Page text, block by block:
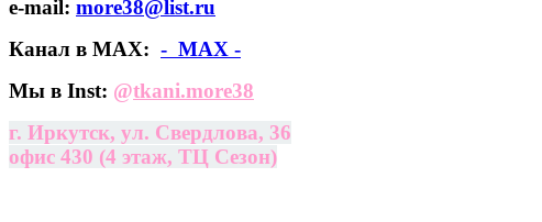
e-mail: more38@list.ru
Канал в МАХ: - МАХ -
Мы в Inst: @tkani.more38
г. Иркутск, ул. Свердлова, 36
офис 430 (4 этаж, ТЦ Сезон)